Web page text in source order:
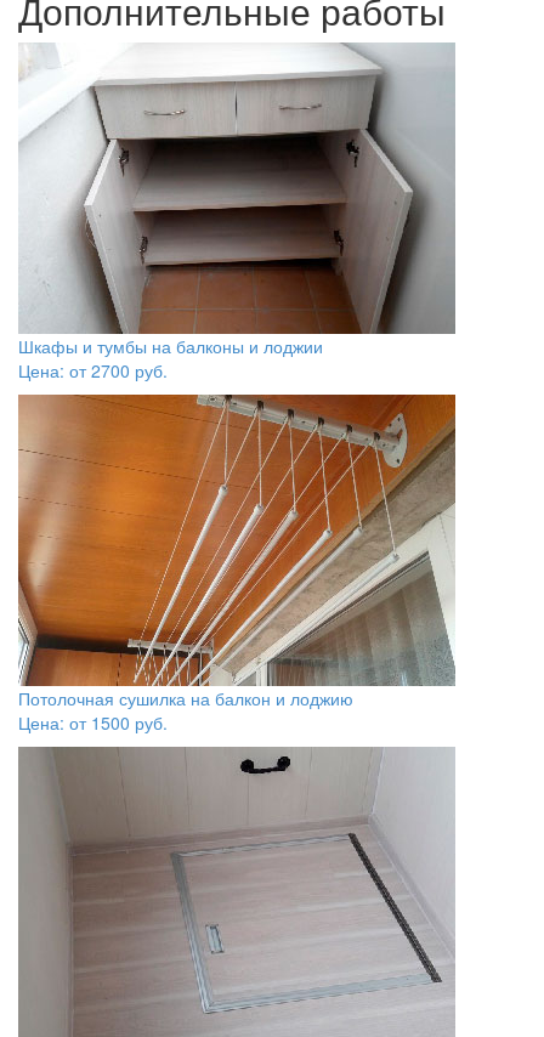
Шкафы и тумбы на балконы и лоджии
Цена: от2700 руб.
Потолочная сушилка на балкон и лоджию
Цена: от 1500 руб.